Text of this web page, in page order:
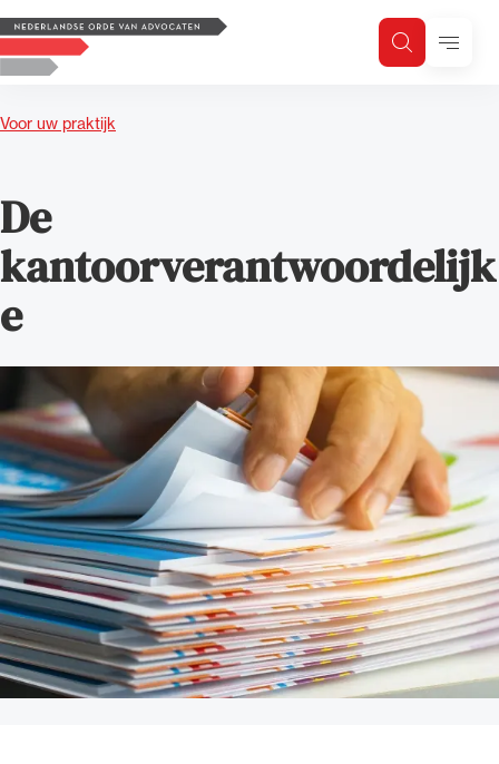
Logo, to the homepage
ZoekenMenu
Voor uw praktijk
De
kantoorverantwoordelijk
e
Zoeken
Zoek op trefwoord
Uitgelicht